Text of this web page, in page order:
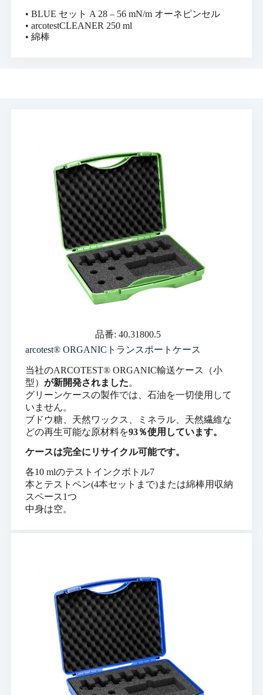
• BLUE セット A 28 – 56 mN/m オーネピンセル
• arcotestCLEANER 250 ml
• 綿棒
品番: 40.31800.5
arcotest® ORGANICトランスポートケース
当社のARCOTEST® ORGANIC輸送ケース（小
型） が新開発されました。
グリーンケースの製作では、石油を一切使用して
いません。
ブドウ糖、天然ワックス、ミネラル、天然繊維な
どの再生可能な原材料を93％使用しています。
ケースは完全にリサイクル可能です。
各10 mlのテストインクボトル7
本とテストペン(4本セットまで)または綿棒用収納
スペース1つ
中身は空。